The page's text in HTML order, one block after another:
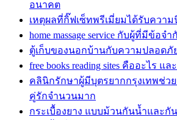
อนาคต
เหตุผลที่กิ๊ฟเซ็ทพรีเมี่ยมได้รับความ
home massage service กับผู้ที่มีข้อจ
ตู้เก็บของนอกบ้านกับความปลอดภั
free books reading sites คืออะไร
คลินิกรักษาผู้มีบุตรยากกรุงเทพช่ว
คู่รักจำนวนมาก
กระเบื้องยาง แบบม้วนกันน้ำและกั